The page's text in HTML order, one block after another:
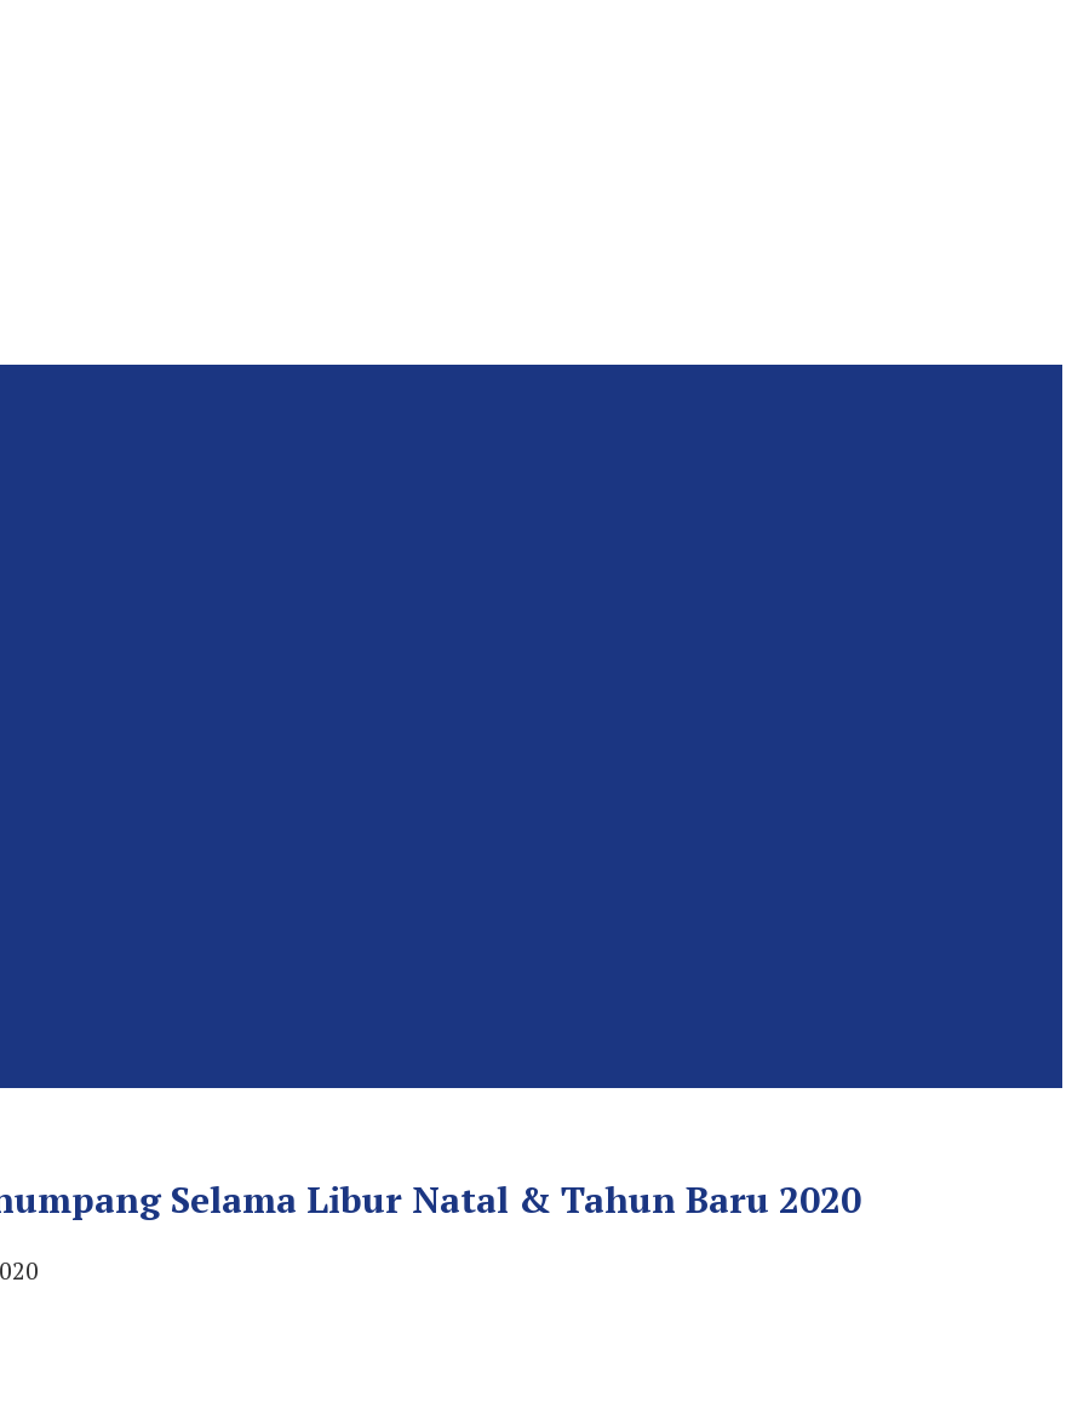
Selama Libur Natal & Tahun Baru 2020